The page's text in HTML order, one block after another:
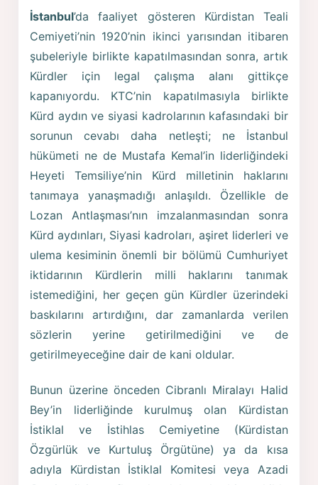
İstanbul’da faaliyet gösteren Kürdistan Teali
Cemiyeti’nin 1920’nin ikinci yarısından itibaren
şubeleriyle birlikte kapatılmasından sonra, artık
Kürdler için legal çalışma alanı gittikçe
kapanıyordu. KTC’nin kapatılmasıyla birlikte
Kürd aydın ve siyasi kadrolarının kafasındaki bir
sorunun cevabı daha netleşti; ne İstanbul
hükümeti ne de Mustafa Kemal’in liderliğindeki
Heyeti Temsiliye’nin Kürd milletinin haklarını
tanımaya yanaşmadığı anlaşıldı. Özellikle de
Lozan Antlaşması’nın imzalanmasından sonra
Kürd aydınları, Siyasi kadroları, aşiret liderleri ve
ulema kesiminin önemli bir bölümü Cumhuriyet
iktidarının Kürdlerin milli haklarını tanımak
istemediğini, her geçen gün Kürdler üzerindeki
baskılarını artırdığını, dar zamanlarda verilen
sözlerin yerine getirilmediğini ve de
getirilmeyeceğine dair de kani oldular.
Bunun üzerine önceden Cibranlı Miralayı Halid
Bey’in liderliğinde kurulmuş olan Kürdistan
İstiklal ve İstihlas Cemiyetine (Kürdistan
Özgürlük ve Kurtuluş Örgütüne) ya da kısa
adıyla Kürdistan İstiklal Komitesi veya Azadi